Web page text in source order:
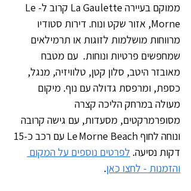
ממוקם בעיירה La Gaulette קרוב ל-Le
Morne, אזור שקט ונוח. דירות סטודיו
מרווחות מושלמות לזוגות או תרמילאים
שמחפשים פרטיות ונוחות.  עם מטבח
מאובזר היטב, סלון קטן, טלוויזיה, מנגל,
כספת, ומרפסת גדולה עם נוף. מיקום
מעולה במרחק הליכה קצרה
מסופרמרקטים, מסעדות, עם גישה קרובה
דקות נסיעה. לפרטים נוספים על המקום
והזמנות - לחצו כאן.